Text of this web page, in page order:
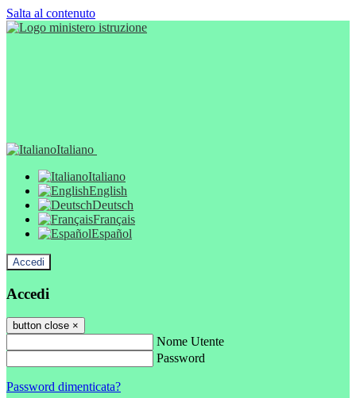
Salta al contenuto
Italiano
Italiano
English
Deutsch
Français
Español
Accedi
Accedi
button close ×
Nome Utente
Password
Password dimenticata?